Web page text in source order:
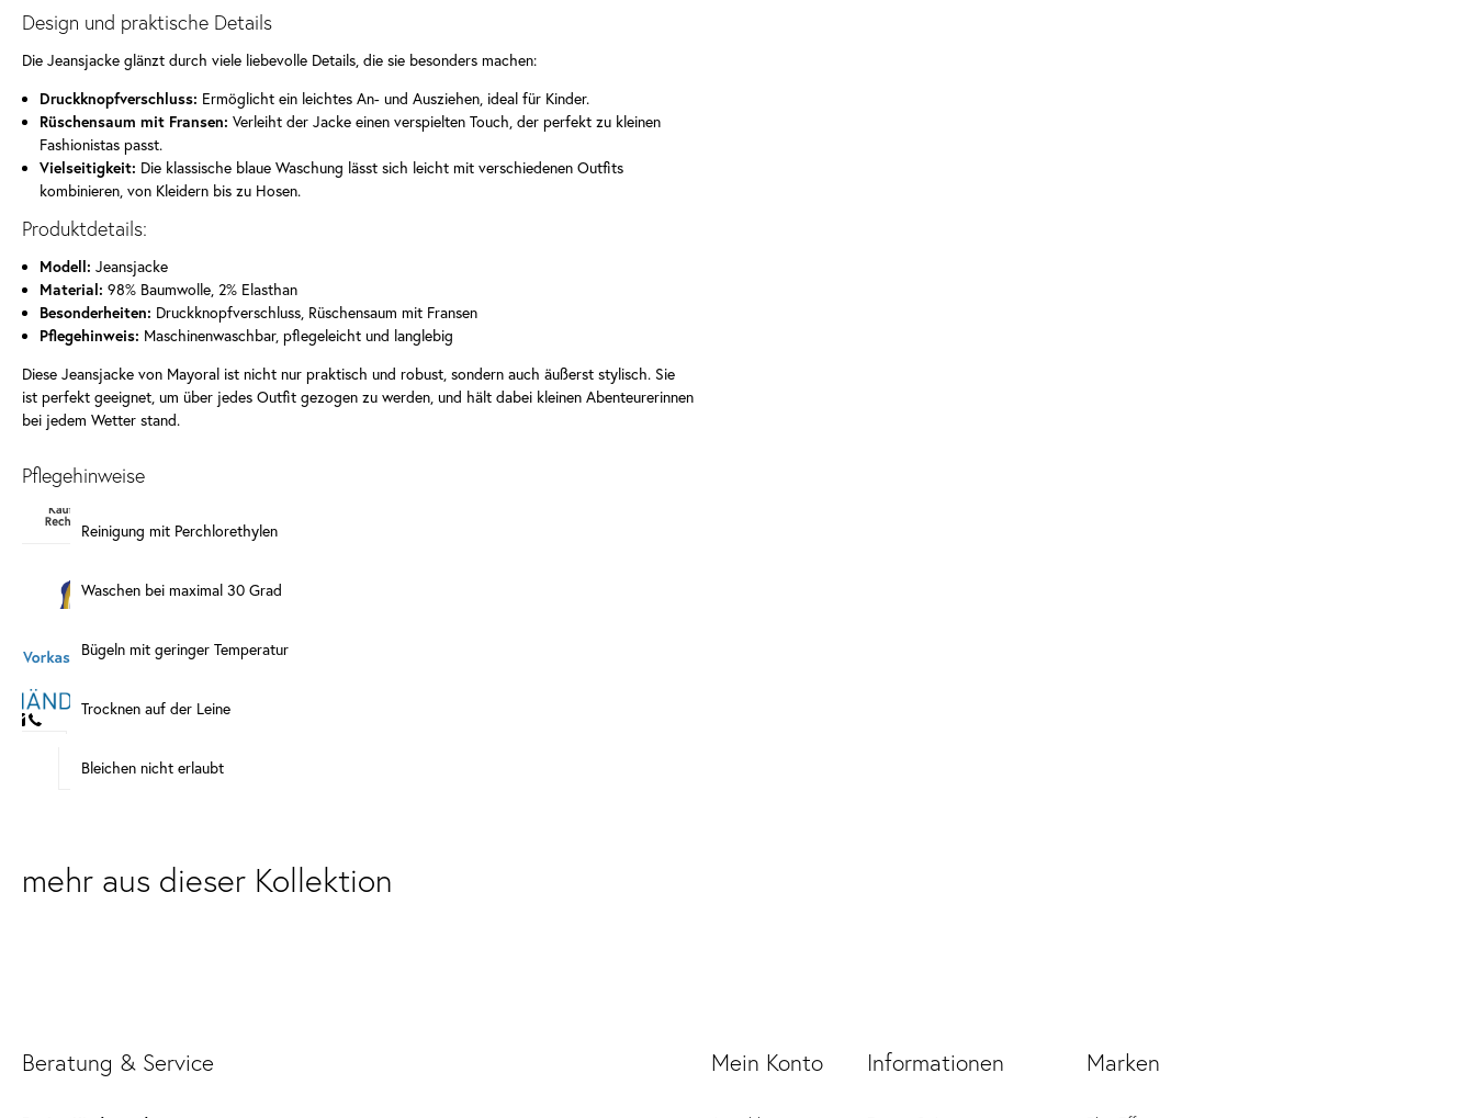
Design und praktische Details
Die Jeansjacke glänzt durch viele liebevolle Details, die sie besonders machen:
Druckknopfverschluss: Ermöglicht ein leichtes An- und Ausziehen, ideal für Kinder.
Rüschensaum mit Fransen: Verleiht der Jacke einen verspielten Touch, der perfekt zu kleinen
Fashionistas passt.
Vielseitigkeit: Die klassische blaue Waschung lässt sich leicht mit verschiedenen Outfits
kombinieren, von Kleidern bis zu Hosen.
Produktdetails:
Modell: Jeansjacke
Material: 98% Baumwolle, 2% Elasthan
Besonderheiten: Druckknopfverschluss, Rüschensaum mit Fransen
Pflegehinweis: Maschinenwaschbar, pflegeleicht und langlebig
Diese Jeansjacke von Mayoral ist nicht nur praktisch und robust, sondern auch äußerst stylisch. Sie
ist perfekt geeignet, um über jedes Outfit gezogen zu werden, und hält dabei kleinen Abenteurerinnen
bei jedem Wetter stand.
Pflegehinweise
Reinigung mit Perchlorethylen
Waschen bei maximal 30 Grad
Bügeln mit geringer Temperatur
Trocknen auf der Leine
Bleichen nicht erlaubt
mehr aus dieser Kollektion
Mein Konto Informationen Marken
Beratung & Service